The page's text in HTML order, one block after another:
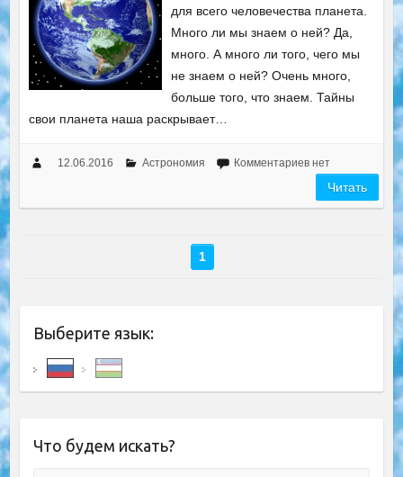
для всего человечества планета.
Много ли мы знаем о ней? Да,
много. А много ли того, чего мы
не знаем о ней? Очень много,
больше того, что знаем. Тайны
свои планета наша раскрывает…
12.06.2016 Астрономия Комментариев нет
Читать
1
Выберите язык:
Что будем искать?